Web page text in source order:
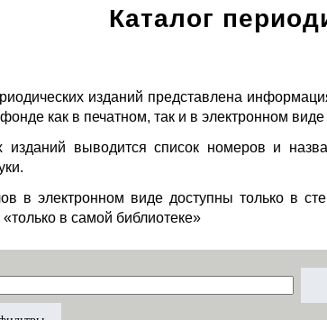
Каталог
изданий представлена
как в печатном, так и в электронном
изданий выводится список номеров и
в электронном виде доступны только в
«только в самой библиотеке»